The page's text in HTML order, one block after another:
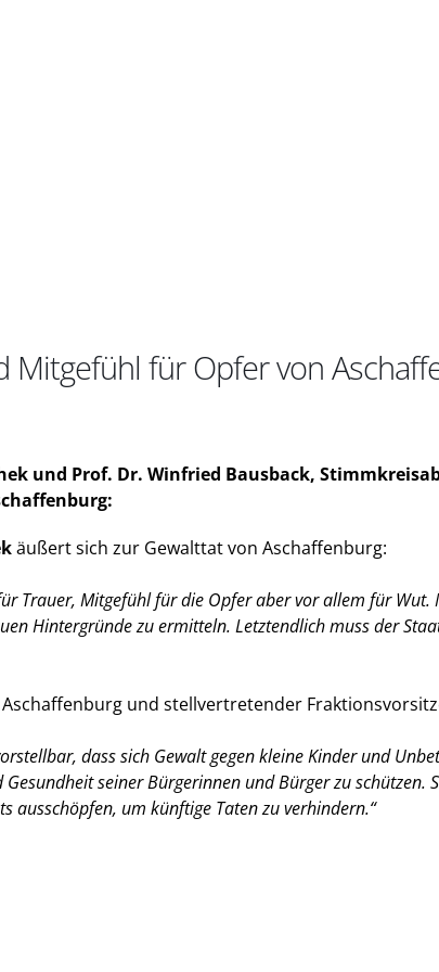
Mitgefühl für Opfer von
und Prof. Dr. Winfried Bausback,
äußert sich zur Gewalttat von Aschaffenburg:
Trauer, Mitgefühl für die Opfer aber vor allem für
Hintergründe zu ermitteln. Letztendlich muss der
und stellvertretender
dass sich Gewalt gegen kleine Kinder und
seiner Bürgerinnen und Bürger zu
ausschöpfen, um künftige Taten zu verhindern.“